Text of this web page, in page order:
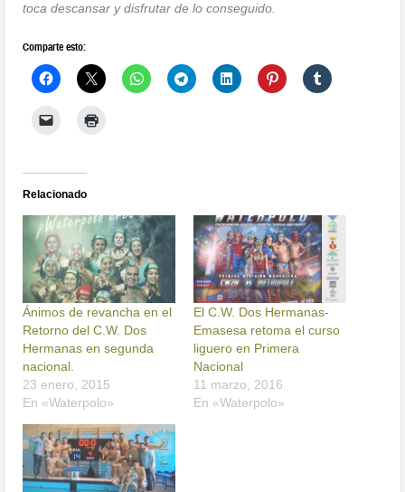
toca descansar y disfrutar de lo conseguido.
Comparte esto:
Relacionado
Ánimos de revancha en el
Retorno del C.W. Dos
Hermanas en segunda
nacional.
23 enero, 2015
En «Waterpolo»
El C.W. Dos Hermanas-
Emasesa retoma el curso
liguero en Primera
Nacional
11 marzo, 2016
En «Waterpolo»